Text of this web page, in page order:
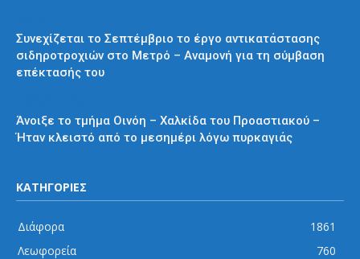
Συνεχίζεται το Σεπτέμβριο το έργο αντικατάστασης
σιδηροτροχιών στο Μετρό – Αναμονή για τη σύμβαση
επέκτασής του
Άνοιξε το τμήμα Οινόη – Χαλκίδα του Προαστιακού –
Ήταν κλειστό από το μεσημέρι λόγω πυρκαγιάς
ΚΑΤΗΓΟΡΙΕΣ
Διάφορα
1861
Λεωφορεία
760